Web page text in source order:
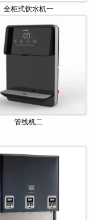
全柜式饮水机一
管线机二